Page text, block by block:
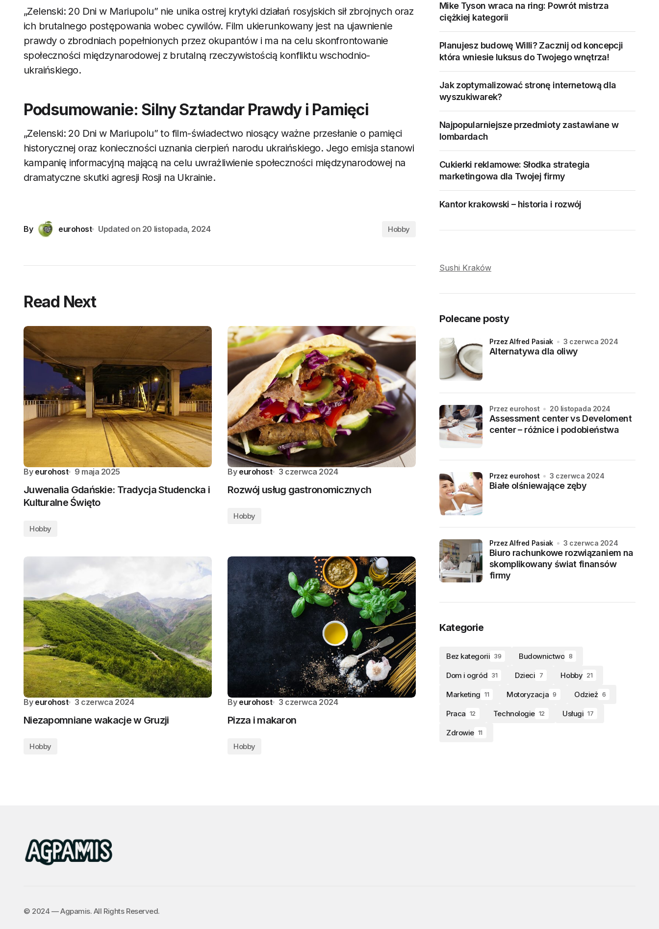
„Zelenski: 20 Dni w Mariupolu” nie unika ostrej krytyki działań rosyjskich sił zbrojnych oraz
ich brutalnego postępowania wobec cywilów. Film ukierunkowany jest na ujawnienie
prawdy o zbrodniach popełnionych przez okupantów i ma na celu skonfrontowanie
społeczności międzynarodowej z brutalną rzeczywistością konfliktu wschodnio-
ukraińskiego.
Podsumowanie: Silny Sztandar Prawdy i Pamięci
„Zelenski: 20 Dni w Mariupolu” to film-świadectwo niosący ważne przesłanie o pamięci
historycznej oraz konieczności uznania cierpień narodu ukraińskiego. Jego emisja stanowi
kampanię informacyjną mającą na celu uwrażliwienie społeczności międzynarodowej na
dramatyczne skutki agresji Rosji na Ukrainie.
By eurohost Updated on 20 listopada, 2024 Hobby
Read Next
By eurohost 9 maja 2025
Juwenalia Gdańskie: Tradycja Studencka i
Kulturalne Święto
Hobby
By eurohost 3 czerwca 2024
Rozwój usług gastronomicznych
Hobby
By eurohost 3 czerwca 2024
Niezapomniane wakacje w Gruzji
Hobby
By eurohost 3 czerwca 2024
Pizza i makaron
Hobby
Mike Tyson wraca na ring: Powrót mistrza
ciężkiej kategorii
Planujesz budowę Willi? Zacznij od koncepcji
która wniesie luksus do Twojego wnętrza!
Jak zoptymalizować stronę internetową dla
wyszukiwarek?
Najpopularniejsze przedmioty zastawiane w
lombardach
Cukierki reklamowe: Słodka strategia
marketingowa dla Twojej firmy
Kantor krakowski – historia i rozwój
Sushi Kraków
Polecane posty
Alternatywa dla oliwy
przez Alfred Pasiak 3 czerwca 2024
Assessment center vs Develoment
center – różnice i podobieństwa
przez eurohost 20 listopada 2024
Białe olśniewające zęby
przez eurohost 3 czerwca 2024
Biuro rachunkowe rozwiązaniem na
skomplikowany świat finansów
firmy
przez Alfred Pasiak 3 czerwca 2024
Kategorie
Bez kategorii 39 Budownictwo 8
Dom i ogród 31 Dzieci 7 Hobby 21
Marketing 11 Motoryzacja 9 Odzież 6
Praca 12 Technologie 12 Usługi 17
Zdrowie 11
©️ 2024 — Agpamis. All Rights Reserved.